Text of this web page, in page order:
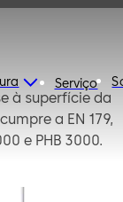
Serviço
à superfície da
a EN 179,
e PHB 3000.